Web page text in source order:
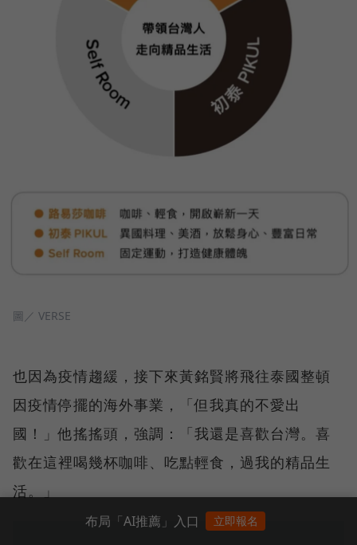
圖／ VERSE
也因為疫情趨緩，接下來黃銘賢將飛往泰國整頓
因疫情停擺的海外事業，「但我真的不愛出
國！」他搖搖頭，強調：「我還是喜歡台灣。喜
歡在這裡喝幾杯咖啡、吃點輕食，過我的精品生
活。」
布局「AI推薦」入口 立即報名